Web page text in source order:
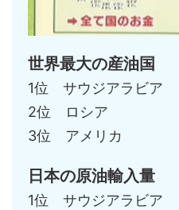
世界最大の産油国
1位 サウジアラビア
2位 ロシア
3位 アメリカ
日本の原油輸入量
1位 サウジアラビア